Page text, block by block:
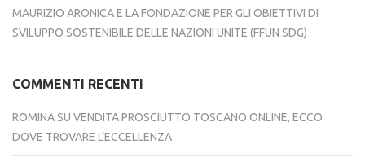
MAURIZIO ARONICA E LA FONDAZIONE PER GLI OBIETTIVI DI
SVILUPPO SOSTENIBILE DELLE NAZIONI UNITE (FFUN SDG)
COMMENTI RECENTI
ROMINA SU VENDITA PROSCIUTTO TOSCANO ONLINE, ECCO
DOVE TROVARE L’ECCELLENZA